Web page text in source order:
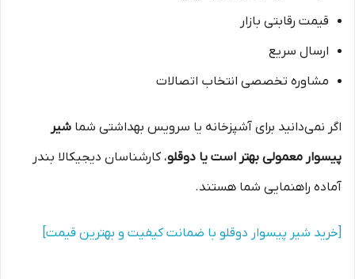
قیمت رقابتی بازار
ارسال سریع
مشاوره تخصصی انتخاب اتصالات
اگر نمی‌دانید برای آشپزخانه یا سرویس بهداشتی شما شیر
پیسوار معمولی بهتر است یا دوقلو، کارشناسان دیجیکالا بندر
آماده راهنمایی شما هستند.
[خرید شیر پیسوار دوقلو با ضمانت کیفیت و بهترین قیمت]